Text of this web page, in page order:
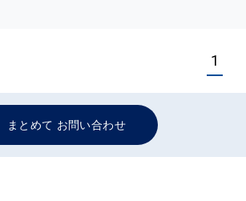
1
まとめて お問い合わせ